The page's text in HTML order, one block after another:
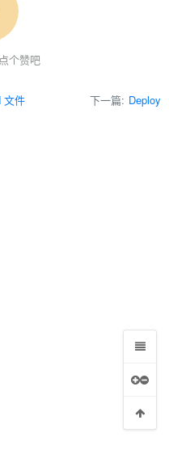
个赞吧
文件 下一篇: Deploy